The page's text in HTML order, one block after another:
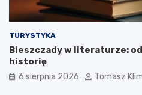
TURYSTYKA
Bieszczady w literaturze:
historię
6 sierpnia 2026 Tomasz